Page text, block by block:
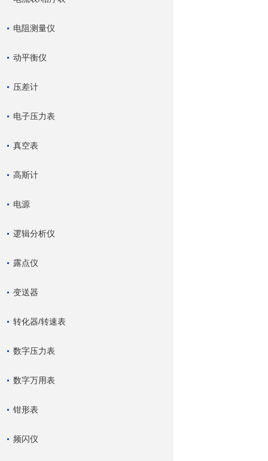
电阻测量仪
动平衡仪
压差计
电子压力表
真空表
高斯计
电源
逻辑分析仪
露点仪
变送器
转化器/转速表
数字压力表
数字万用表
钳形表
频闪仪